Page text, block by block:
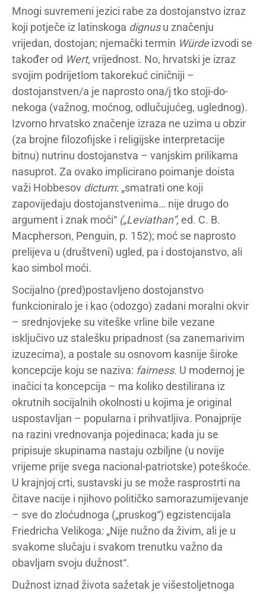
Mnogi suvremeni jezici rabe za dostojanstvo izraz
koji potječe iz latinskoga dignusu značenju
vrijedan, dostojan; njemački termin Würdeizvodi se
također od Wert, vrijednost. No, hrvatski je izraz
svojim podrijetlom takorekuć ciničniji –
dostojanstven/a je naprosto ona/j tko stoji-do-
nekoga (važnog, moćnog, odlučujućeg, uglednog).
Izvorno hrvatsko značenje izraza ne uzima u obzir
(za brojne filozofijske i religijske interpretacije
bitnu) nutrinu dostojanstva – vanjskim prilikama
nasuprot. Za ovako implicirano poimanje doista
važi Hobbesov dictum: „smatrati one koji
zapovijedaju dostojanstvenima… nije drugo do
argument i znak moći“ („Leviathan“, ed. C. B.
Macpherson, Penguin, p. 152); moć se naprosto
prelijeva u (društveni) ugled, pa i dostojanstvo, ali
kao simbol moći.
Socijalno (pred)postavljeno dostojanstvo
funkcioniralo je i kao (odozgo) zadani moralni okvir
– srednjovjeke su viteške vrline bile vezane
isključivo uz stalešku pripadnost (sa zanemarivim
izuzecima), a postale su osnovom kasnije široke
koncepcije koju se naziva: fairness. U modernoj je
inačici ta koncepcija – ma koliko destilirana iz
okrutnih socijalnih okolnosti u kojima je original
uspostavljan – popularna i prihvatljiva. Ponajprije
na razini vrednovanja pojedinaca; kada ju se
pripisuje skupinama nastaju ozbiljne (u novije
vrijeme prije svega nacional-patriotske) poteškoće.
U krajnjoj crti, sustavski ju se može rasprostrti na
čitave nacije i njihovo političko samorazumijevanje
– sve do zloćudnoga („pruskog“) egzistencijala
Friedricha Velikoga: „Nije nužno da živim, ali je u
svakome slučaju i svakom trenutku važno da
obavljam svoju dužnost“.
Dužnost iznad života sažetak je višestoljetnoga